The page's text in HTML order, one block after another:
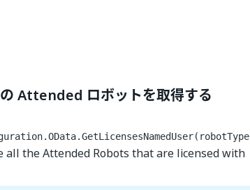
Attended ロボットを取得する
the Attended Robots that are licensed with